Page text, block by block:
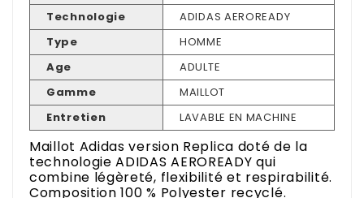
Maillot Adidas version Replica doté de la
technologie ADIDAS AEROREADY qui
combine légèreté, flexibilité et respirabilité.
Composition 100 % Polyester recyclé.
Technologie
ADIDAS AEROREADY
Type
HOMME
Age
ADULTE
Gamme
MAILLOT
Entretien
LAVABLE EN MACHINE